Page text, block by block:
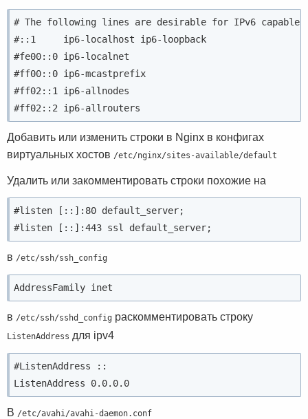
# The following lines are desirable for IPv6 capable
#::1     ip6-localhost ip6-loopback
#fe00::0 ip6-localnet
#ff00::0 ip6-mcastprefix
#ff02::1 ip6-allnodes
Добавить или изменить строки в Nginx в конфигах
виртуальных хостов /etc/nginx/sites-available/default
Удалить или закомментировать строки похожие на
#listen [::]:80 default_server;
в /etc/ssh/ssh_config
AddressFamily inet
в /etc/ssh/sshd_config раскомментировать строку
ListenAddress для ipv4
#ListenAddress ::
В /etc/avahi/avahi-daemon.conf